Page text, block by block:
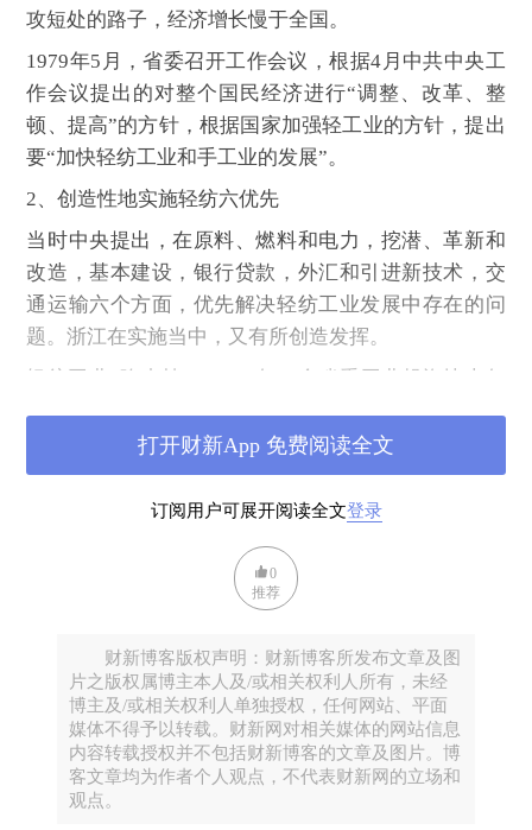
攻短处的路子，经济增长慢于全国。
1979年5月，省委召开工作会议，根据4月中共中央工
作会议提出的对整个国民经济进行“调整、改革、整
顿、提高”的方针，根据国家加强轻工业的方针，提出
要“加快轻纺工业和手工业的发展”。
2、创造性地实施轻纺六优先
当时中央提出，在原料、燃料和电力，挖潜、革新和
改造，基本建设，银行贷款，外汇和引进新技术，交
通运输六个方面，优先解决轻纺工业发展中存在的问
题。浙江在实施当中，又有所创造发挥。
轻纺工业“吃小灶”。1979年，全省重工业投资比上年
级机动财力中拨出2000万元作为轻纺工业的专项贷
款，增拨大量紧缺材料用于轻工业生产。
突破只在大中城市兴建轻纺骨干企业的框框，积极支
持有条件的地区创办新的轻纺企业。尤其是绍兴等县
活力充分发挥，乡镇纺织业迅猛发展。
回顾浙江改革开放以来改革发展历程，早期有两个基
本因素发挥了关键性作用。一个是民营企业，另一个
就是轻纺工业。可以说是这两个因素结合在一起，造
就了今日的浙江。
1978至1986年的那段岁月，轻纺工业成为浙江快速增
订阅用户可展开阅读全文登录
打开财新App 免费阅读全文
0
推荐
财新博客版权声明：财新博客所发布文章及图
片之版权属博主本人及/或相关权利人所有，未经
博主及/或相关权利人单独授权，任何网站、平面
媒体不得予以转载。财新网对相关媒体的网站信息
内容转载授权并不包括财新博客的文章及图片。博
客文章均为作者个人观点，不代表财新网的立场和
观点。